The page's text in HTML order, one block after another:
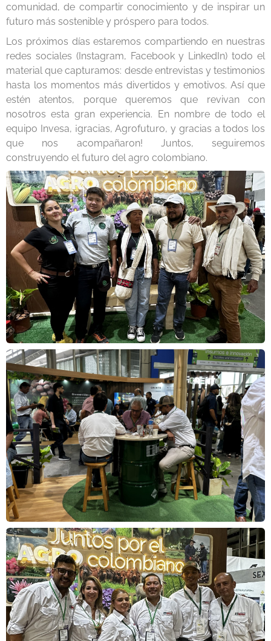
comunidad, de compartir conocimiento y de inspirar un
futuro más sostenible y próspero para todos.
Los próximos días estaremos compartiendo en nuestras
redes sociales (Instagram, Facebook y LinkedIn) todo el
material que capturamos: desde entrevistas y testimonios
hasta los momentos más divertidos y emotivos. Así que
estén atentos, porque queremos que revivan con
nosotros esta gran experiencia. En nombre de todo el
equipo Invesa, ¡gracias, Agrofuturo, y gracias a todos los
que nos acompañaron! Juntos, seguiremos
construyendo el futuro del agro colombiano.